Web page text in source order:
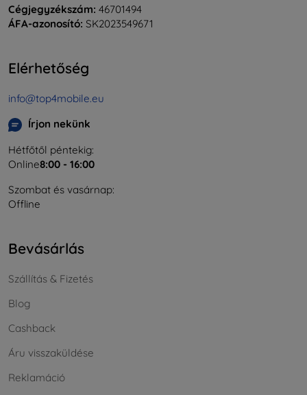
Cégjegyzékszám: 46701494
ÁFA-azonosító: SK2023549671
Elérhetőség
info@top4mobile.eu
Írjon nekünk
Hétfőtől péntekig:
Online8:00 - 16:00
Szombat és vasárnap:
Offline
Bevásárlás
Szállítás & Fizetés
Blog
Cashback
Áru visszaküldése
Reklamáció